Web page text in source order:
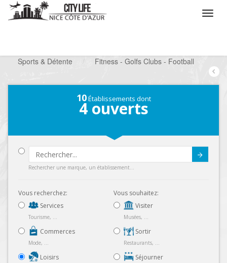
Sports & Détente
/ Fitness - Golfs Clubs - Football
10Établissements dont
4ouverts
Rechercher une marque, un établissement...
Vous recherchez:
Services
Tourisme, ...
Commerces
Mode, ...
Loisirs
Vous souhaitez:
Visiter
Musées, ...
Sortir
Restaurants, ...
Séjourner